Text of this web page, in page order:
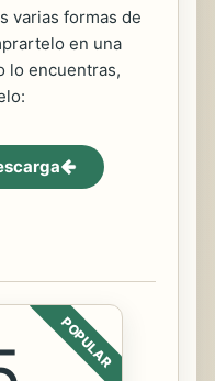
varias formas de
en una
lo encuentras,
POPULAR